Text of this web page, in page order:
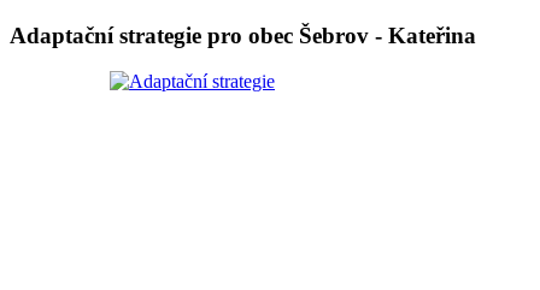
Adaptační strategie pro obec Šebrov - Kateřina